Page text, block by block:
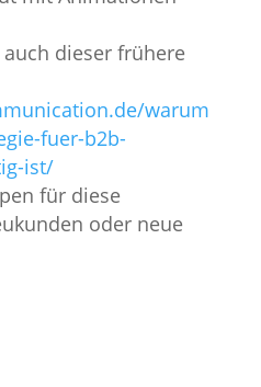
dieser frühere
warum
fuer-b2b-
ist/
für diese
oder neue